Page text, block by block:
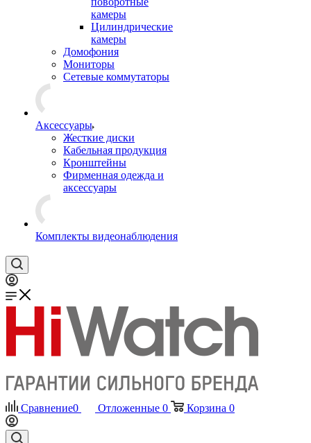
камеры
Цилиндрические
камеры
Домофония
Мониторы
Сетевые коммутаторы
Аксессуары
Жесткие диски
Кабельная продукция
Кронштейны
Фирменная одежда и
аксессуары
Комплекты видеонаблюдения
Сравнение0 Отложенные 0 Корзина 0